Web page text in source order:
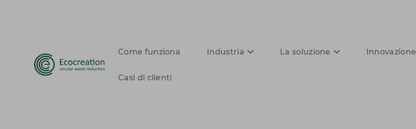
Come funziona Industria La soluzione Innovazione
Casi di clienti